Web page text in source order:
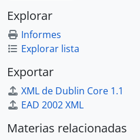
Explorar
Informes
Explorar lista
Exportar
XML de Dublin Core 1.1
EAD 2002 XML
Materias relacionadas